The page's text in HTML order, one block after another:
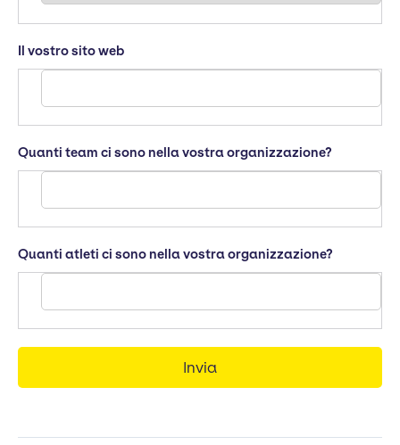
Il vostro sito web
Quanti team ci sono nella vostra organizzazione?
Quanti atleti ci sono nella vostra organizzazione?